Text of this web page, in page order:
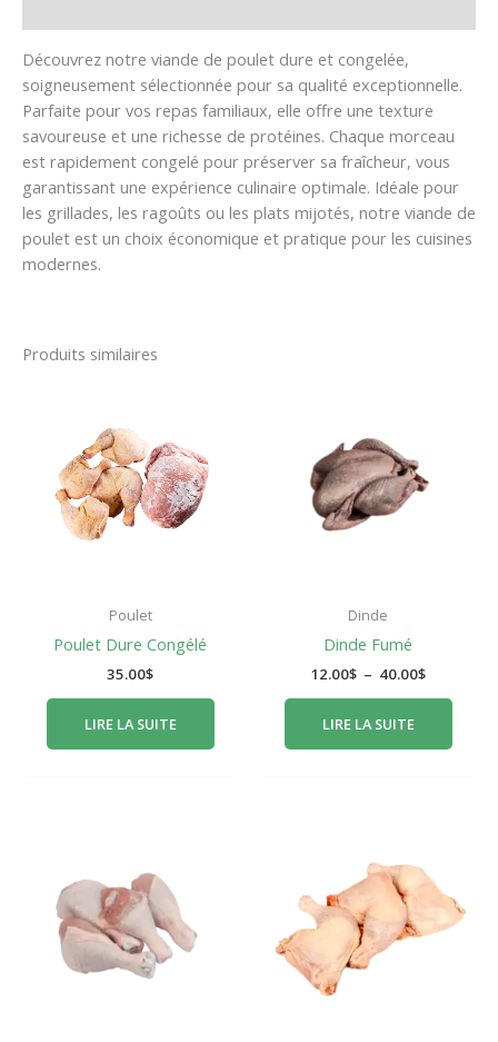
Découvrez notre viande de poulet dure et congelée,
soigneusement sélectionnée pour sa qualité exceptionnelle.
Parfaite pour vos repas familiaux, elle offre une texture
savoureuse et une richesse de protéines. Chaque morceau
est rapidement congelé pour préserver sa fraîcheur, vous
garantissant une expérience culinaire optimale. Idéale pour
les grillades, les ragoûts ou les plats mijotés, notre viande de
poulet est un choix économique et pratique pour les cuisines
modernes.
Produits similaires
Poulet
Poulet Dure Congélé
35.00$
LIRE LA SUITE
Dinde
Dinde Fumé
12.00$ – 40.00$
40.00$
LIRE LA SUITE
16.00$
31.00$